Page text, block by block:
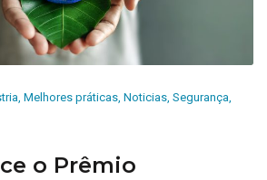
, Melhores práticas, Noticias, Segurança,
o Prêmio